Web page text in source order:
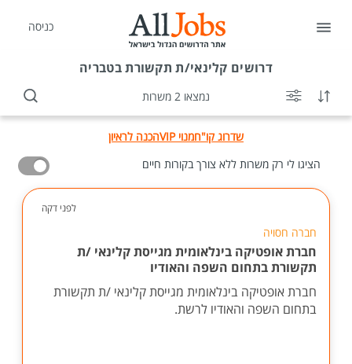
כניסה
דרושים קלינאי/ת תקשורת בטבריה
נמצאו 2 משרות
שדרוג קו"חמנוי VIP
הכנה לראיון
הציגו לי רק משרות ללא צורך בקורות חיים
לפני דקה
חברה חסויה
חברת אופטיקה בינלאומית מגייסת קלינאי /ת
תקשורת בתחום השפה והאודיו
חברת אופטיקה בינלאומית מגייסת קלינאי /ת תקשורת
בתחום השפה והאודיו לרשת.